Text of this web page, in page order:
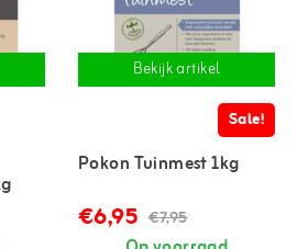
Bekijk artikel
Sale!
Pokon Tuinmest 1kg
€6,95 €7,95